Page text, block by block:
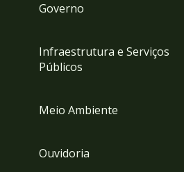
Governo
Infraestrutura e Serviços
Públicos
Meio Ambiente
Ouvidoria